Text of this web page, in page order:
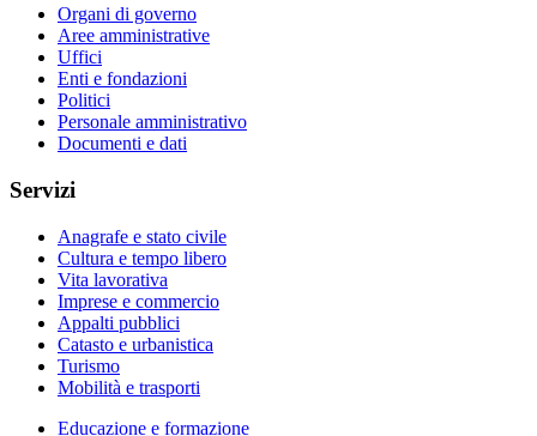
Organi di governo
Aree amministrative
Uffici
Enti e fondazioni
Politici
Personale amministrativo
Documenti e dati
Servizi
Anagrafe e stato civile
Cultura e tempo libero
Vita lavorativa
Imprese e commercio
Appalti pubblici
Catasto e urbanistica
Turismo
Mobilità e trasporti
Educazione e formazione